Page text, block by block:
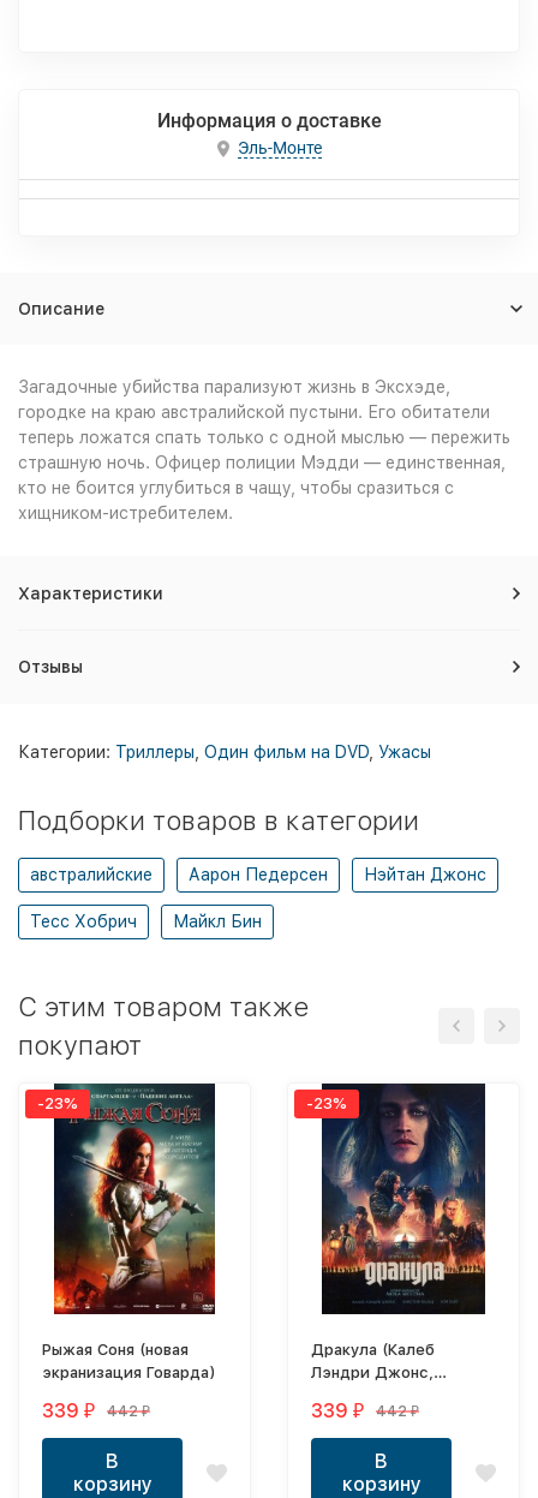
Информация о доставке
Эль-Монте
Описание
Загадочные убийства парализуют жизнь в Эксхэде,
городке на краю австралийской пустыни. Его обитатели
теперь ложатся спать только с одной мыслью — пережить
страшную ночь. Офицер полиции Мэдди — единственная,
кто не боится углубиться в чащу, чтобы сразиться с
хищником-истребителем.
Характеристики
Отзывы
Категории: Триллеры Один фильм на DVD Ужасы
Подборки товаров в категории
австралийские Аарон Педерсен Нэйтан Джонс
Тесс Хобрич Майкл Бин
C этим товаром также
покупают
-23%
Рыжая Соня (новая
экранизация Говарда)
339 ₽ 442₽
В
корзину
-23%
Дракула (Калеб
Лэндри Джонс,
Люк Бессон)
339 ₽ 442₽
В
корзину